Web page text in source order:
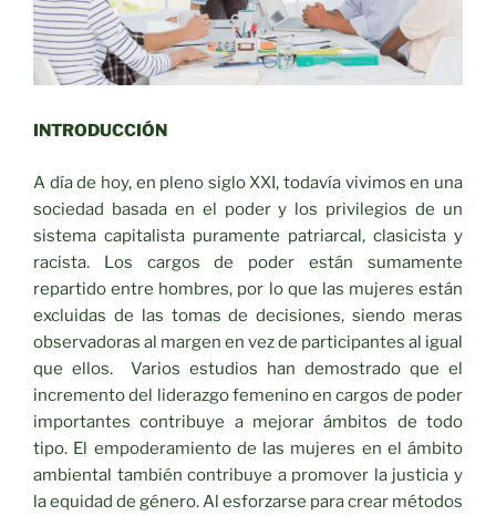
INTRODUCCIÓN
A día de hoy, en pleno siglo XXI, todavía vivimos en una
sociedad basada en el poder y los privilegios de un
sistema capitalista puramente patriarcal, clasicista y
racista. Los cargos de poder están sumamente
repartido entre hombres, por lo que las mujeres están
excluidas de las tomas de decisiones, siendo meras
observadoras al margen en vez de participantes al igual
que ellos. Varios estudios han demostrado que el
incremento del liderazgo femenino en cargos de poder
importantes contribuye a mejorar ámbitos de todo
tipo. El empoderamiento de las mujeres en el ámbito
ambiental también contribuye a promover la justicia y
la equidad de género. Al esforzarse para crear métodos